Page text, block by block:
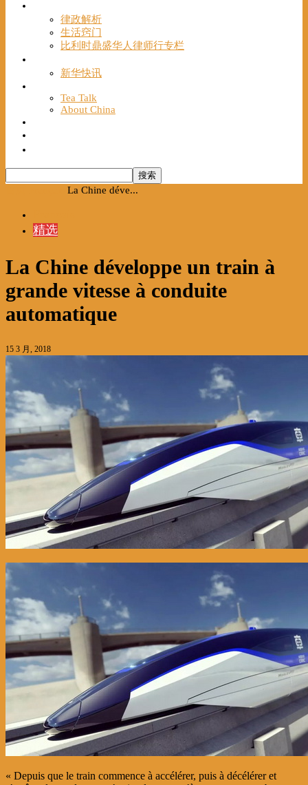
律政解析
生活窍门
比利时鼎盛华人律师行专栏
新华快讯
Tea Talk
About China
La Chine déve...
精选
La Chine développe un train à
grande vitesse à conduite
automatique
15 3 月, 2018
« Depuis que le train commence à accélérer, puis à décélérer et